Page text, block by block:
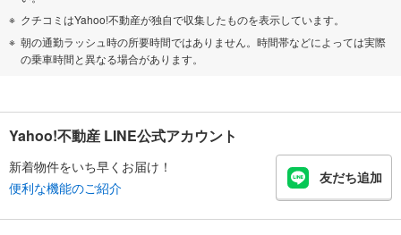
クチコミはYahoo!不動産が独自で収集したものを表示しています。
朝の通勤ラッシュ時の所要時間ではありません。時間帯などによっては実際
の乗車時間と異なる場合があります。
Yahoo!不動産 LINE公式アカウント
新着物件をいち早くお届け！
便利な機能のご紹介
友だち追加